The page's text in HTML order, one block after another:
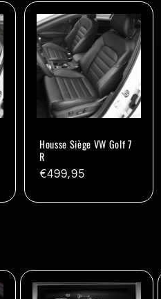
Housse Siège VW Golf 7
R
Prix
€499,95